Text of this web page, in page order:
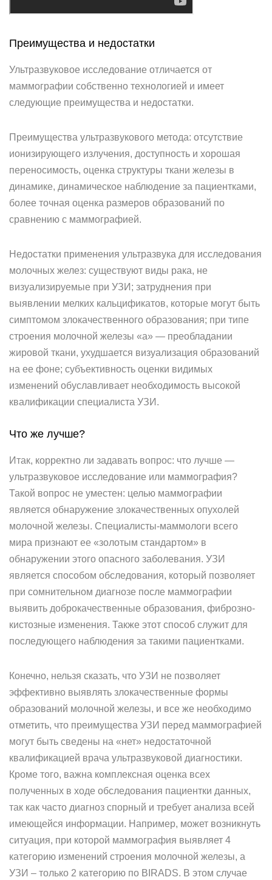
Преимущества и недостатки
Ультразвуковое исследование отличается от
маммографии собственно технологией и имеет
следующие преимущества и недостатки.
Преимущества ультразвукового метода: отсутствие
ионизирующего излучения, доступность и хорошая
переносимость, оценка структуры ткани железы в
динамике, динамическое наблюдение за пациентками,
более точная оценка размеров образований по
сравнению с маммографией.
Недостатки применения ультразвука для исследования
молочных желез: существуют виды рака, не
визуализируемые при УЗИ; затруднения при
выявлении мелких кальцификатов, которые могут быть
симптомом злокачественного образования; при типе
строения молочной железы «а» — преобладании
жировой ткани, ухудшается визуализация образований
на ее фоне; субъективность оценки видимых
изменений обуславливает необходимость высокой
квалификации специалиста УЗИ.
Что же лучше?
Итак, корректно ли задавать вопрос: что лучше —
ультразвуковое исследование или маммография?
Такой вопрос не уместен: целью маммографии
является обнаружение злокачественных опухолей
молочной железы. Специалисты-маммологи всего
мира признают ее «золотым стандартом» в
обнаружении этого опасного заболевания. УЗИ
является способом обследования, который позволяет
при сомнительном диагнозе после маммографии
выявить доброкачественные образования, фиброзно-
кистозные изменения. Также этот способ служит для
последующего наблюдения за такими пациентками.
Конечно, нельзя сказать, что УЗИ не позволяет
эффективно выявлять злокачественные формы
образований молочной железы, и все же необходимо
отметить, что преимущества УЗИ перед маммографией
могут быть сведены на «нет» недостаточной
квалификацией врача ультразвуковой диагностики.
Кроме того, важна комплексная оценка всех
полученных в ходе обследования пациентки данных,
так как часто диагноз спорный и требует анализа всей
имеющейся информации. Например, может возникнуть
ситуация, при которой маммография выявляет 4
категорию изменений строения молочной железы, а
УЗИ – только 2 категорию по BIRADS. В этом случае